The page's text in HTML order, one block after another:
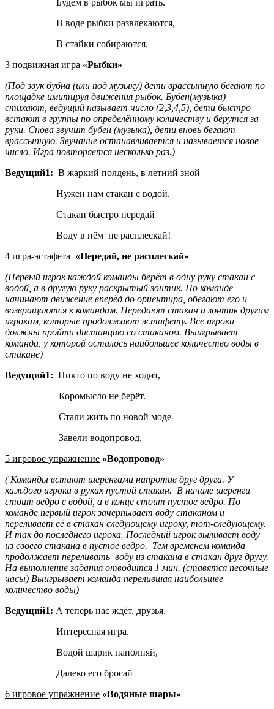
Будем в рыбок мы играть.
В воде рыбки развлекаются,
В стайки собираются.
3 подвижная игра «Рыбки»
(Под звук бубна (или под музыку) дети врассыпную бегают по
площадке имитируя движения рыбок. Бубен(музыка)
стихают, ведущий называет число (2,3,4,5), дети быстро
встают в группы по определённому количеству и берутся за
руки. Снова звучит бубен (музыка), дети вновь бегают
врассыпную. Звучание останавливается и называется новое
число. Игра повторяется несколько раз.)
Ведущий1: В жаркий полдень, в летний зной
Нужен нам стакан с водой.
Стакан быстро передай
Воду в нём не расплескай!
4 игра-эстафета «Передай, не расплескай»
(Первый игрок каждой команды берёт в одну руку стакан с
водой, а в другую руку раскрытый зонтик. По команде
начинают движение вперёд до ориентира, обегают его и
возвращаются к командам. Передают стакан и зонтик другим
игрокам, которые продолжают эстафету. Все игроки
должны пройти дистанцию со стаканом. Выигрывает
команда, у которой осталось наибольшее количество воды в
стакане)
Ведущий1: Никто по воду не ходит,
Коромысло не берёт.
Стали жить по новой моде-
Завели водопровод.
5 игровое упражнение «Водопровод»
( Команды встают шеренгами напротив друг друга. У
каждого игрока в руках пустой стакан. В начале шеренги
стоит ведро с водой, а в конце стоит пустое ведро. По
команде первый игрок зачерпывает воду стаканом и
переливает её в стакан следующему игроку, тот-следующему.
И так до последнего игрока. Последний игрок выливает воду
из своего стакана в пустое ведро. Тем временем команда
продолжает переливать воду из стакана в стакан друг другу.
На выполнение задания отводится 1 мин. (ставятся песочные
часы) Выигрывает команда перелившая наибольшее
количество воды)
Ведущий1: А теперь нас ждёт, друзья,
Интересная игра.
Водой шарик наполняй,
Далеко его бросай
6 игровое упражнение «Водяные шары»